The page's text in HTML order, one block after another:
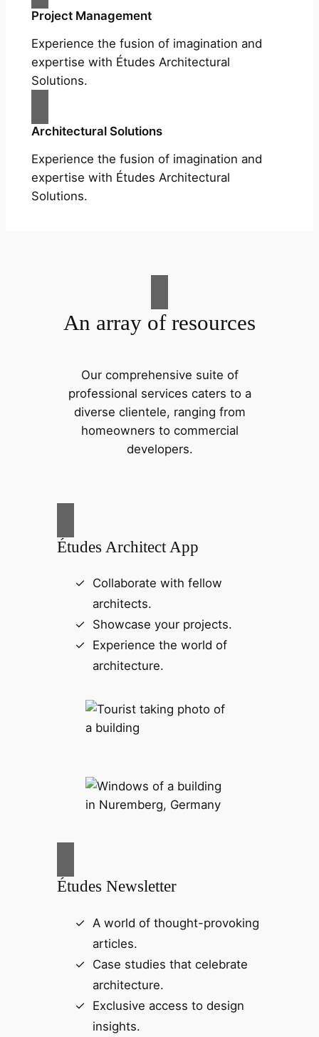
Project Management
Experience the fusion of imagination and
expertise with Études Architectural
Solutions.
Architectural Solutions
Experience the fusion of imagination and
expertise with Études Architectural
Solutions.
An array of resources
Our comprehensive suite of
professional services caters to a
diverse clientele, ranging from
homeowners to commercial
developers.
Études Architect App
Collaborate with fellow
architects.
Showcase your projects.
Experience the world of
architecture.
Études Newsletter
A world of thought-provoking
articles.
Case studies that celebrate
architecture.
Exclusive access to design
insights.